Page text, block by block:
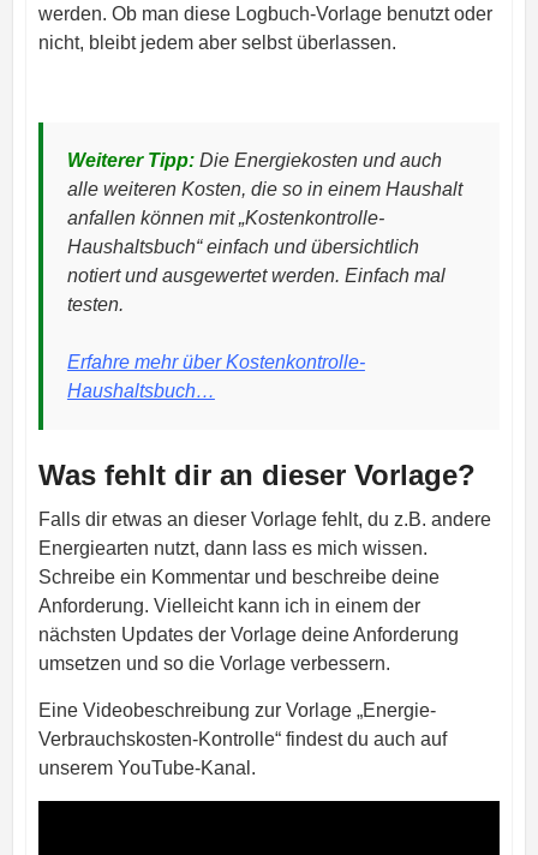
werden. Ob man diese Logbuch-Vorlage benutzt oder
nicht, bleibt jedem aber selbst überlassen.
Weiterer Tipp: Die Energiekosten und auch
alle weiteren Kosten, die so in einem Haushalt
anfallen können mit „Kostenkontrolle-
Haushaltsbuch“ einfach und übersichtlich
notiert und ausgewertet werden. Einfach mal
testen.
Erfahre mehr über Kostenkontrolle-
Haushaltsbuch…
Was fehlt dir an dieser Vorlage?
Falls dir etwas an dieser Vorlage fehlt, du z.B. andere
Energiearten nutzt, dann lass es mich wissen.
Schreibe ein Kommentar und beschreibe deine
Anforderung. Vielleicht kann ich in einem der
nächsten Updates der Vorlage deine Anforderung
umsetzen und so die Vorlage verbessern.
Eine Videobeschreibung zur Vorlage „Energie-
Verbrauchskosten-Kontrolle“ findest du auch auf
unserem YouTube-Kanal.